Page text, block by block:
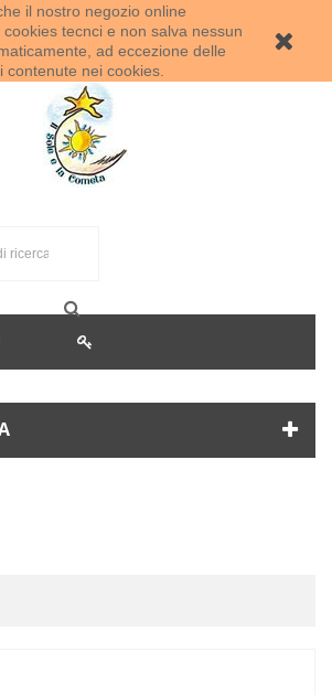
il nostro negozio online
tecnci e non salva nessun
ad eccezione delle
contenute nei cookies.
Benvenuti al Sole e la Cometa!